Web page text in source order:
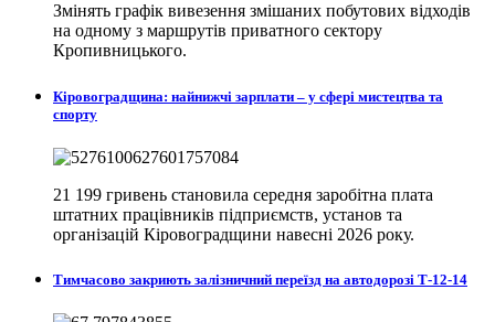
Змінять графік вивезення змішаних побутових відходів
на одному з маршрутів приватного сектору
Кропивницького.
Кіровоградщина: найнижчі зарплати – у сфері мистецтва та
спорту
21 199 гривень становила середня заробітна плата
штатних працівників підприємств, установ та
організацій Кіровоградщини навесні 2026 року.
Тимчасово закриють залізничний переїзд на автодорозі Т-12-14